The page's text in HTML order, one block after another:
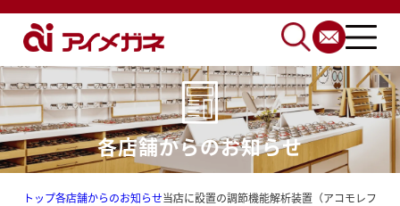
各店舗からのお知らせ
トップ各店舗からのお知らせ当店に設置の調節機能解析装置（アコモレフ）